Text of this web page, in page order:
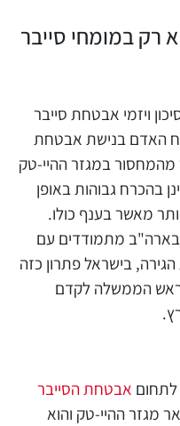
רק במומחי סייבר
ויזמי אבטחת סייבר
האדם בנישת אבטחת
מהמחסור במגזר ההיי-טק
בהכרח גבוהות באופן
מאשר בענף כולו.
מתמודדים עם
בישראל פתרון כזה
ראש הממשלה לקדם
אבטחת הסייבר
מגזר ההיי-טק והוא